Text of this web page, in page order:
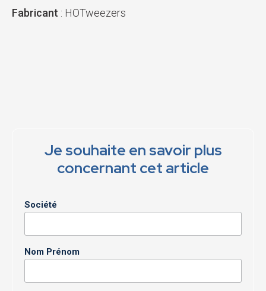
Fabricant : HOTweezers
Je souhaite en savoir plus
concernant cet article
Société
Nom Prénom